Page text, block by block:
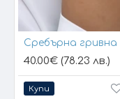
40.00€ (78.23 лв.)
Купи